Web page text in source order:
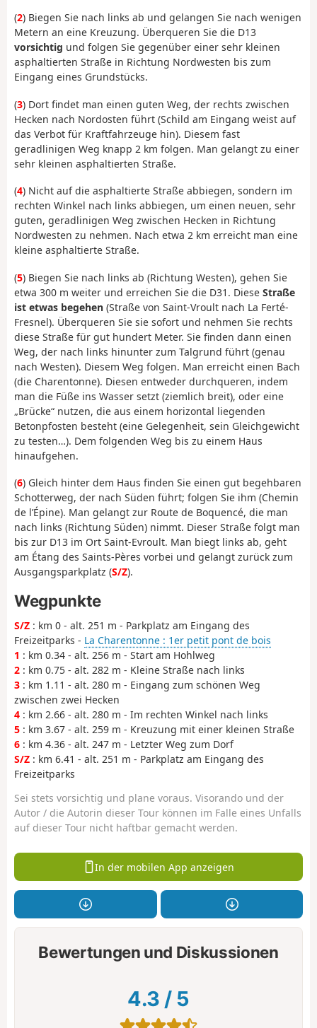
(2) Biegen Sie nach links ab und gelangen Sie nach wenigen
Metern an eine Kreuzung. Überqueren Sie die D13
vorsichtig und folgen Sie gegenüber einer sehr kleinen
asphaltierten Straße in Richtung Nordwesten bis zum
Eingang eines Grundstücks.
(3) Dort findet man einen guten Weg, der rechts zwischen
Hecken nach Nordosten führt (Schild am Eingang weist auf
das Verbot für Kraftfahrzeuge hin). Diesem fast
geradlinigen Weg knapp 2 km folgen. Man gelangt zu einer
sehr kleinen asphaltierten Straße.
(4) Nicht auf die asphaltierte Straße abbiegen, sondern im
rechten Winkel nach links abbiegen, um einen neuen, sehr
guten, geradlinigen Weg zwischen Hecken in Richtung
Nordwesten zu nehmen. Nach etwa 2 km erreicht man eine
kleine asphaltierte Straße.
(5) Biegen Sie nach links ab (Richtung Westen), gehen Sie
etwa 300 m weiter und erreichen Sie die D31. Diese Straße
ist etwas begehen (Straße von Saint-Vroult nach La Ferté-
Fresnel). Überqueren Sie sie sofort und nehmen Sie rechts
diese Straße für gut hundert Meter. Sie finden dann einen
Weg, der nach links hinunter zum Talgrund führt (genau
nach Westen). Diesem Weg folgen. Man erreicht einen Bach
(die Charentonne). Diesen entweder durchqueren, indem
man die Füße ins Wasser setzt (ziemlich breit), oder eine
„Brücke“ nutzen, die aus einem horizontal liegenden
Betonpfosten besteht (eine Gelegenheit, sein Gleichgewicht
zu testen…). Dem folgenden Weg bis zu einem Haus
hinaufgehen.
(6) Gleich hinter dem Haus finden Sie einen gut begehbaren
Schotterweg, der nach Süden führt; folgen Sie ihm (Chemin
de l’Épine). Man gelangt zur Route de Boquencé, die man
nach links (Richtung Süden) nimmt. Dieser Straße folgt man
bis zur D13 im Ort Saint-Evroult. Man biegt links ab, geht
am Étang des Saints-Pères vorbei und gelangt zurück zum
Ausgangsparkplatz (S/Z).
Wegpunkte
S/Z : km 0 - alt. 251 m - Parkplatz am Eingang des
Freizeitparks - La Charentonne : 1er petit pont de bois
1 : km 0.34 - alt. 256 m - Start am Hohlweg
2 : km 0.75 - alt. 282 m - Kleine Straße nach links
3 : km 1.11 - alt. 280 m - Eingang zum schönen Weg
zwischen zwei Hecken
4 : km 2.66 - alt. 280 m - Im rechten Winkel nach links
5 : km 3.67 - alt. 259 m - Kreuzung mit einer kleinen Straße
6 : km 4.36 - alt. 247 m - Letzter Weg zum Dorf
S/Z : km 6.41 - alt. 251 m - Parkplatz am Eingang des
Freizeitparks
Sei stets vorsichtig und plane voraus. Visorando und der
Autor / die Autorin dieser Tour können im Falle eines Unfalls
auf dieser Tour nicht haftbar gemacht werden.
In der mobilen App anzeigen
Bewertungen und Diskussionen
4.3 / 5